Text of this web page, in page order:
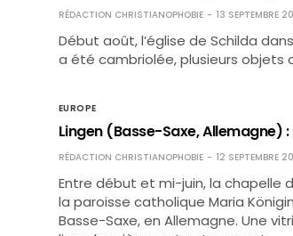
RÉDACTION CHRISTIANOPHOBIE 13 SEPTEMBRE
Début août, l’église de Schilda
a été cambriolée, plusieurs objets
EUROPE
Lingen (Basse-Saxe, Allemagne)
RÉDACTION CHRISTIANOPHOBIE 12 SEPTEMBRE
Entre début et mi-juin, la chapelle
la paroisse catholique Maria
Basse-Saxe, en Allemagne. Une